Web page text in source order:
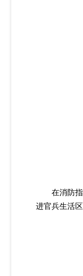
在消防
进官兵生活